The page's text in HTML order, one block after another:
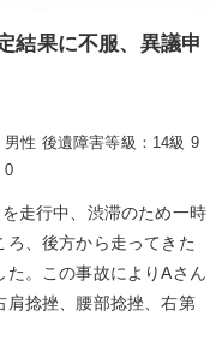
結果に不服、異議申
男性 後遺障害等級：14級 9
0
走行中、渋滞のため一時
ろ、後方から走ってきた
た。この事故によりAさん
肩捻挫、腰部捻挫、右第